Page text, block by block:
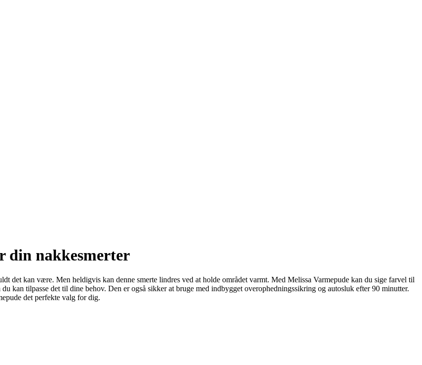
din nakkesmerter
det kan være. Men heldigvis kan denne smerte lindres ved at holde området varmt. Med Melissa Varmepude kan du sige farvel til
kan tilpasse det til dine behov. Den er også sikker at bruge med indbygget overophedningssikring og autosluk efter 90 minutter.
det perfekte valg for dig.